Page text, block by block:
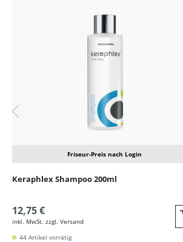
Friseur-Preis nach Login
Keraphlex Shampoo 200ml
12,75 €
inkl. MwSt. zzgl. Versand
44 Artikel vorrätig